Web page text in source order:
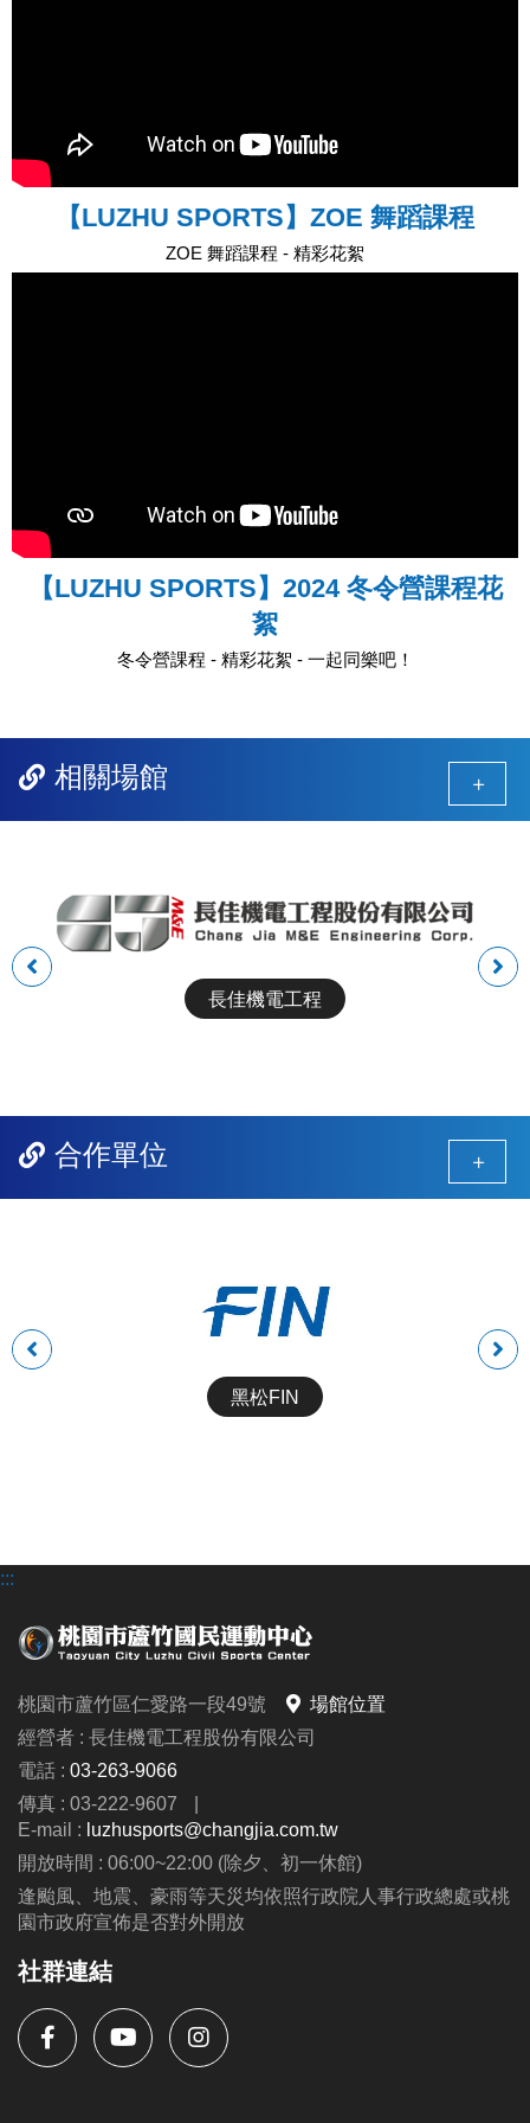
【LUZHU SPORTS】ZOE 舞蹈課程
ZOE 舞蹈課程 - 精彩花絮
【LUZHU SPORTS】2024 冬令營課程花
絮
冬令營課程 - 精彩花絮 - 一起同樂吧！
相關場館
前
後
長佳機電工程
合作單位
前
後
黑松FIN
:::
桃園市蘆竹區仁愛路一段49號
場館位置
經營者 : 長佳機電工程股份有限公司
電話 : 03-263-9066
傳真 : 03-222-9607
E-mail : luzhusports@changjia.com.tw
開放時間 : 06:00~22:00 (除夕、初一休館)
逢颱風、地震、豪雨等天災均依照行政院人事行政總處或桃
園市政府宣佈是否對外開放
社群連結